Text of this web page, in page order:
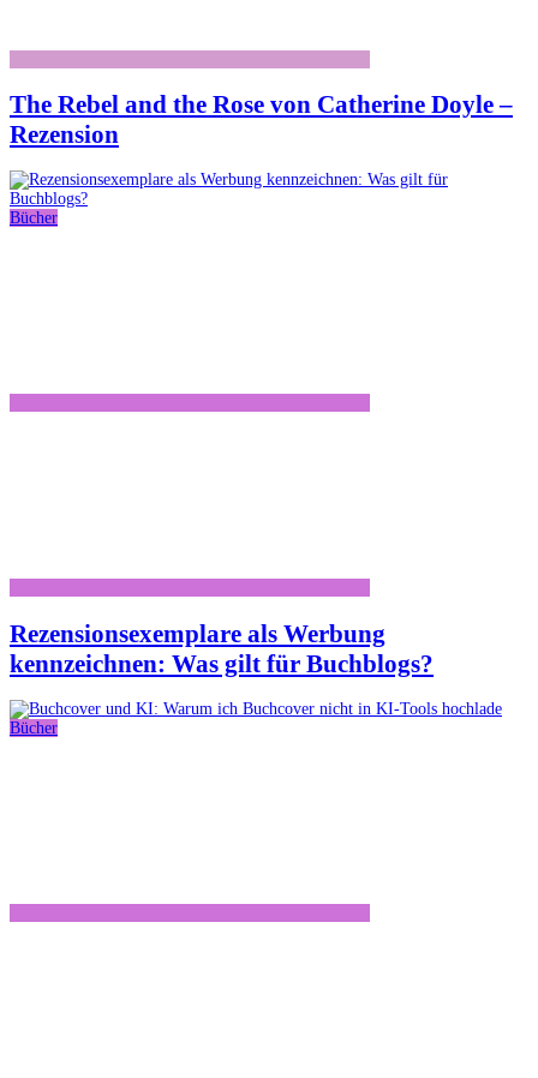
The Rebel and the Rose von Catherine Doyle –
Rezension
Bücher
Rezensionsexemplare als Werbung
kennzeichnen: Was gilt für Buchblogs?
Bücher